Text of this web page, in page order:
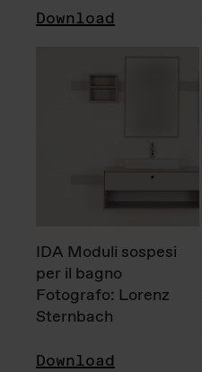
Download
IDA Moduli sospesi
per il bagno
Fotografo: Lorenz
Sternbach
Download